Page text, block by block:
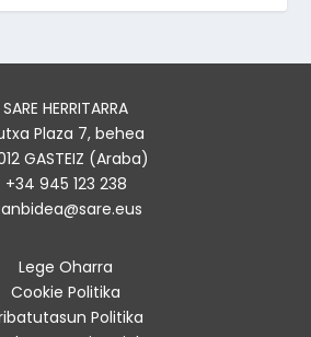
SARE HERRITARRA
Plaza 7, behea
GASTEIZ (Araba)
+34 945 123 238
Lege Oharra
Cookie Politika
Politika